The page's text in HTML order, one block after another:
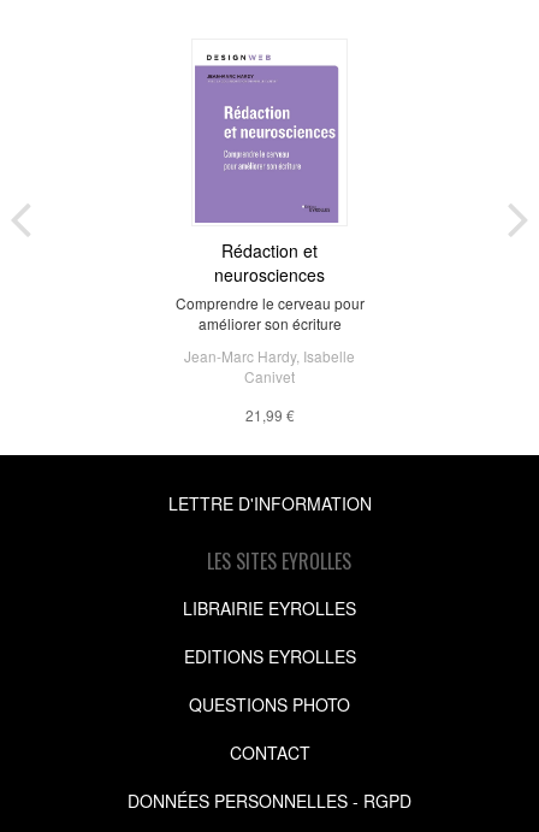
Rédaction et
neurosciences
Comprendre le cerveau pour
améliorer son écriture
Jean-Marc Hardy, Isabelle
Canivet
21,99 €
LETTRE D'INFORMATION
LES SITES EYROLLES
LIBRAIRIE EYROLLES
EDITIONS EYROLLES
QUESTIONS PHOTO
CONTACT
DONNÉES PERSONNELLES - RGPD